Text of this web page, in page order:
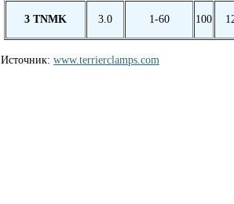
3 TNMK 3.0 1-60 100
Источник: www.terrierclamps.com